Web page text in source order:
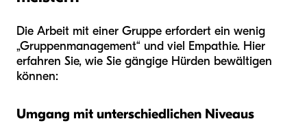
Die Arbeit mit einer Gruppe erfordert ein wenig
„Gruppenmanagement“ und viel Empathie. Hier
erfahren Sie, wie Sie gängige Hürden bewältigen
können:
Umgang mit unterschiedlichen Niveaus